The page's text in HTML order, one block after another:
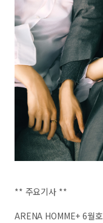
** 주요기사 **
ARENA HOMME+ 6월호